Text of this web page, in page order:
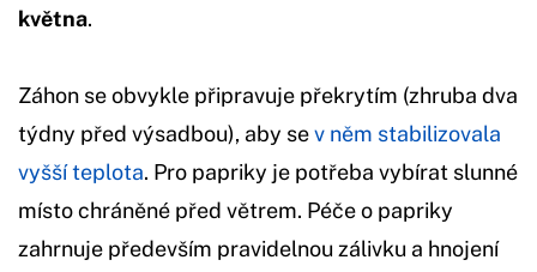
května.
Záhon se obvykle připravuje překrytím (zhruba dva
týdny před výsadbou), aby sev něm stabilizovala
vyšší teplota. Pro papriky je potřeba vybírat slunné
místo chráněné před větrem. Péče o papriky
zahrnuje především pravidelnou zálivku a hnojení